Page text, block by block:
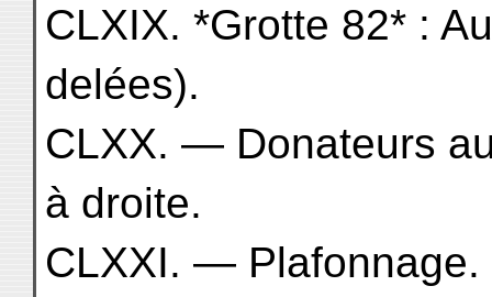
CLXIX. *Grotte 82* :
delées).
CLXX. — Donateurs
à droite.
CLXXI. — Plafonnage.